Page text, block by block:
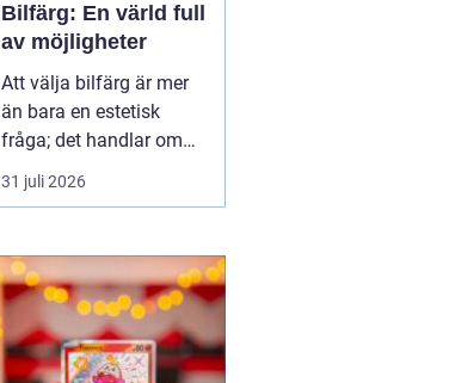
Bilfärg: En värld full
av möjligheter
Att välja bilfärg är mer
än bara en estetisk
fråga; det handlar om
stil, personlighet och
ibland till och med
kan påverka allt från
dess andrahandsvärde
till hur den syns i trafik...
31 juli 2026